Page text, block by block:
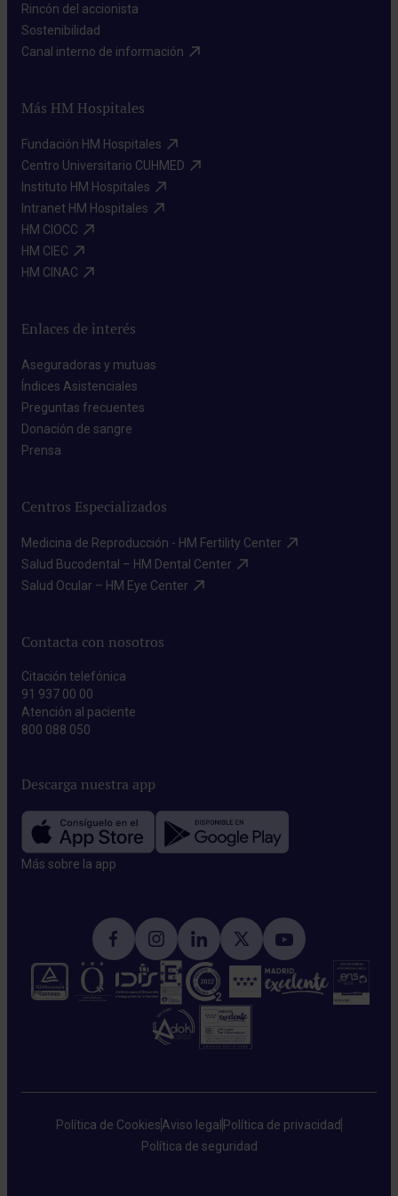
Rincón del accionista​
Sostenibilidad​
Canal interno de información​
Más HM Hospitales
Fundación HM Hospitales​
Centro Universitario CUHMED​
Instituto HM Hospitales​
Intranet HM Hospitales​
HM CIOCC​
HM CIEC​
HM CINAC​
Enlaces de interés
Aseguradoras y mutuas​
Índices Asistenciales​
Preguntas frecuentes​
Donación de sangre​
Prensa​
Centros Especializados
Medicina de Reproducción - HM Fertility Center​
Salud Bucodental – HM Dental Center​
Salud Ocular – HM Eye Center​
Contacta con nosotros
Citación telefónica
91 937 00 00
Atención al paciente
800 088 050
Descarga nuestra app
Más sobre la app​
Política de CookiesAviso legal Política de privacidad
Política de seguridad